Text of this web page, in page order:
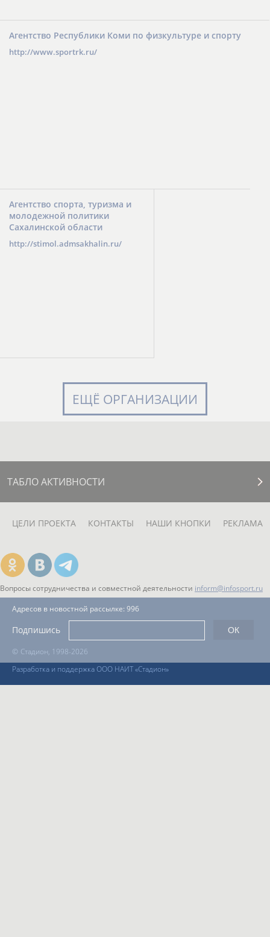
Агентство Республики Коми по физкультуре и спорту
http://www.sportrk.ru/
Агентство спорта, туризма и
молодежной политики
Сахалинской области
http://stimol.admsakhalin.ru/
ЕЩЁ ОРГАНИЗАЦИИ
ТАБЛО АКТИВНОСТИ
ЦЕЛИ ПРОЕКТА КОНТАКТЫ НАШИ КНОПКИ РЕКЛАМА
Вопросы сотрудничества и совместной деятельности inform@infosport.ru
© Стадион, 1998-2026
Разработка и поддержка ООО НАИТ «Стадион»
Адресов в новостной рассылке: 996
Подпишись